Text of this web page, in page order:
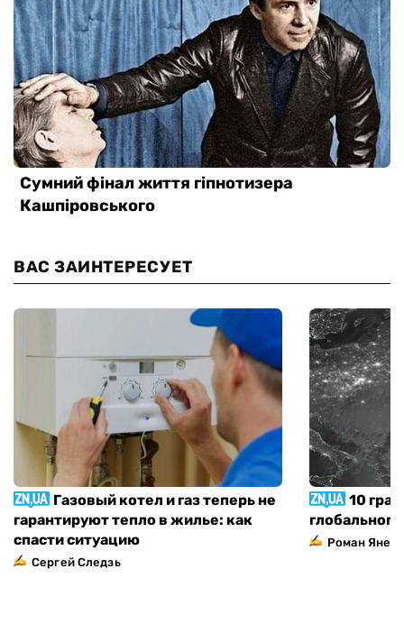
ВАС ЗАИНТЕРЕСУЕТ
Газовый котел и газ теперь не
гарантируют тепло в жилье: как
спасти ситуацию
Сергей Следзь
10
Роман